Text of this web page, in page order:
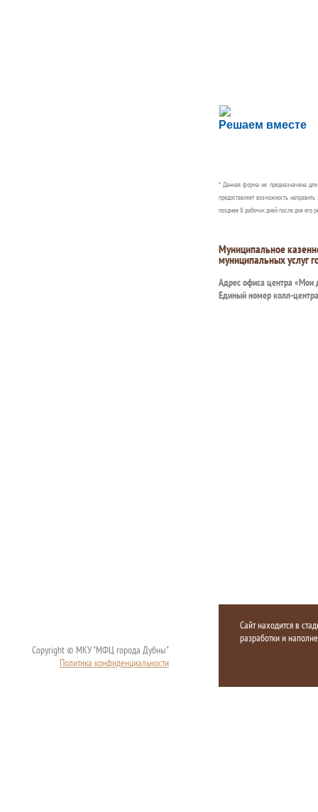
Решаем вместе
Сложности с
Сообщите об этом
* Данная форма не предназначена
предоставляет возможность
позднее 8 рабочих дней после дня его
Муниципальное
муниципальных услуг
Адрес офиса центра «Мои
Единый номер колл-
Copyright © МКУ "МФЦ города Дубны"
Политика конфиденциальности
Сайт находится в
разработки и